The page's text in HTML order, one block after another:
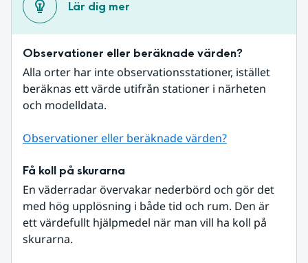
Lär dig mer
Observationer eller beräknade värden?
Alla orter har inte observationsstationer, istället
beräknas ett värde utifrån stationer i närheten
och modelldata.
Observationer eller beräknade värden?
Få koll på skurarna
En väderradar övervakar nederbörd och gör det
med hög upplösning i både tid och rum. Den är
ett värdefullt hjälpmedel när man vill ha koll på
skurarna.